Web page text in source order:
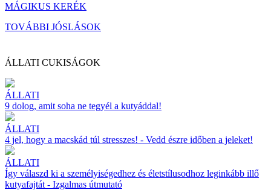
MÁGIKUS KERÉK
TOVÁBBI JÓSLÁSOK
ÁLLATI CUKISÁGOK
ÁLLATI
9 dolog, amit soha ne tegyél a kutyáddal!
ÁLLATI
4 jel, hogy a macskád túl stresszes! - Vedd észre időben a jeleket!
ÁLLATI
Így válaszd ki a személyiségedhez és életstílusodhoz leginkább illő
kutyafajtát - Izgalmas útmutató